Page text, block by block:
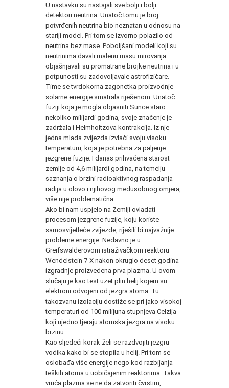
U nastavku su nastajali sve bolji i bolji
detektori neutrina. Unatoč tomu je broj
potvrđenih neutrina bio neznatan u odnosu na
stariji model. Pri tom se izvorno polazilo od
neutrina bez mase. Poboljšani modeli koji su
neutrinima davali malenu masu mirovanja
objašnjavali su promatrane brojke neutrina i u
potpunosti su zadovoljavale astrofizičare.
Time se tvrdokorna zagonetka proizvodnje
solarne energije smatrala riješenom. Unatoč
fuziji koja je mogla objasniti Sunce staro
nekoliko milijardi godina, svoje značenje je
zadržala i Helmholtzova kontrakcija. Iz nje
jedna mlada zvijezda izvlači svoju visoku
temperaturu, koja je potrebna za paljenje
jezgrene fuzije. I danas prihvaćena starost
zemlje od 4,6 milijardi godina, na temelju
saznanja o brzini radioaktivnog raspadanja
radija u olovo i njihovog međusobnog omjera,
više nije problematična.
Ako bi nam uspjelo na Zemlji ovladati
procesom jezgrene fuzije, koju koriste
samosvijetleće zvijezde, riješili bi najvažnije
probleme energije. Nedavno je u
Greifswalderovom istraživačkom reaktoru
Wendelstein 7-X nakon okruglo deset godina
izgradnje proizvedena prva plazma. U ovom
slučaju je kao test uzet plin helij kojem su
elektroni odvojeni od jezgra atoma. Tu
takozvanu izolaciju dostiže se pri jako visokoj
temperaturi od 100 milijuna stupnjeva Celzija
koji ujedno tjeraju atomska jezgra na visoku
brzinu.
Kao sljedeći korak želi se razdvojiti jezgru
vodika kako bi se stopila u helij. Pri tom se
oslobađa više energije nego kod razbijanja
teških atoma u uobičajenim reaktorima. Takva
vruća plazma se ne da zatvoriti čvrstim,